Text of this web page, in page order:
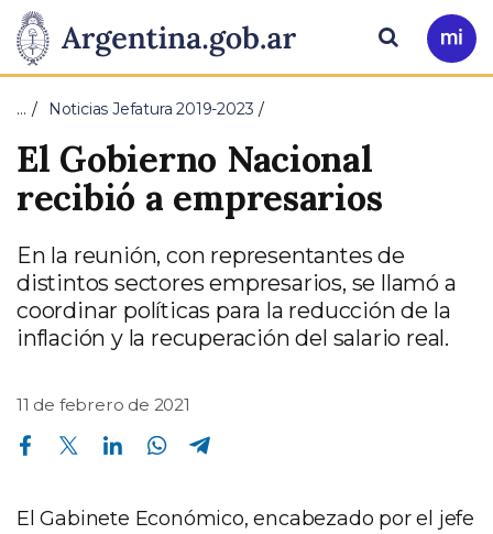
Presidencia
de
la
Nación
Pasar al contenido principal
Ir
a
Buscar
… Noticias Jefatura 2019-2023
El Gobierno Nacional
recibió a empresarios
En la reunión, con representantes de
distintos sectores empresarios, se llamó a
coordinar políticas para la reducción de la
inflación y la recuperación del salario real.
11 de febrero de 2021
Compartir en Facebook Compartir en Twitter Compartir en Linkedin Compartir en Whatsapp
El Gabinete Económico, encabezado por el jefe